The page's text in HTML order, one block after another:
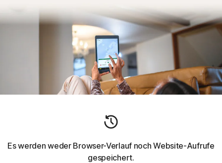
Es werden weder Browser-Verlauf noch Website-Aufrufe
gespeichert.